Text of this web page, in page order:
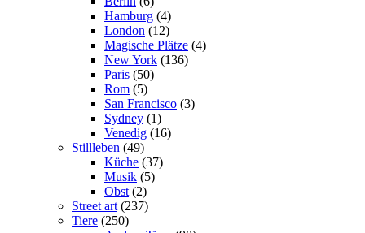
Hamburg (4)
London (12)
Magische Plätze (4)
New York (136)
Paris (50)
Rom (5)
San Francisco (3)
Sydney (1)
Venedig (16)
Stillleben (49)
Küche (37)
Musik (5)
Obst (2)
Street art (237)
Tiere (250)